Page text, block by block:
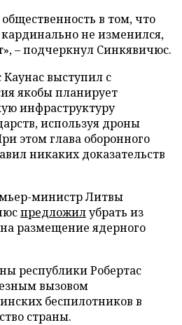
в том, что
кардинально не изменился,
– подчеркнул Синкявичюс.
выступил с
якобы планирует
инфраструктуру
используя дроны
этом глава оборонного
никаких доказательств
министр Литвы
предложилубрать из
размещение ядерного
республики Робертас
вызовом
беспилотников в
страны.